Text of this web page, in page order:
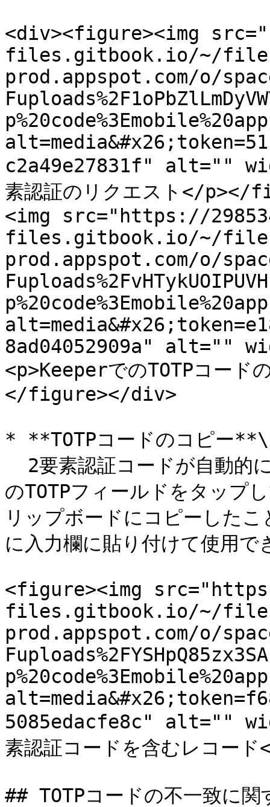
<div><figure><img
files.gitbook.io/~/
prod.appspot.com/o/
c2a49e27831f" alt=""
素認証のリクエスト</
<img src="https://
files.gitbook.io/~/
prod.appspot.com/o/
8ad04052909a" alt=""
<p>KeeperでのTOTPコー
</figure></div>
* **TOTPコードのコピー**\
のTOTPフィールドをタップ
リップボードにコピーした
に入力欄に貼り付けて使用で
<figure><img
files.gitbook.io/~/
prod.appspot.com/o/
5085edacfe8c" alt=""
素認証コードを含むレコ
## TOTPコードの不一致に